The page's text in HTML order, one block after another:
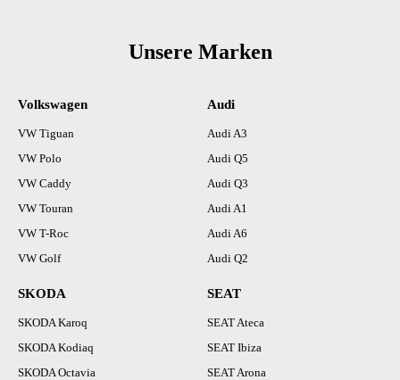
Unsere Marken
Volkswagen
VW Tiguan
VW Polo
VW Caddy
VW Touran
VW T-Roc
VW Golf
Audi
Audi A3
Audi Q5
Audi Q3
Audi A1
Audi A6
Audi Q2
SKODA
SKODA Karoq
SKODA Kodiaq
SKODA Octavia
SEAT
SEAT Ateca
SEAT Ibiza
SEAT Arona